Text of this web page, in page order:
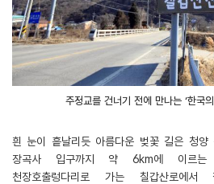
주정교를 건너기 전에 만나는 ‘한국
흰 눈이 흩날리듯 아름다운 벚꽃 길은 청양
장곡사 입구까지 약 6km에 이르는
천장호출렁다리로 가는 칠갑산로에서